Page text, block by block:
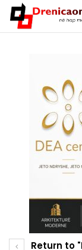
Return to